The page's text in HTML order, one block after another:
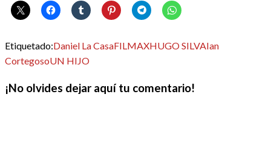
Etiquetado:Daniel La CasaFILMAXHUGO SILVAIan
CortegosoUN HIJO
¡No olvides dejar aquí tu comentario!